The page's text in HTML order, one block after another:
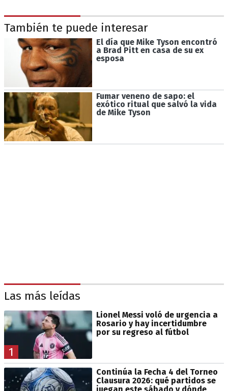
También te puede interesar
El día que Mike Tyson encontró
a Brad Pitt en casa de su ex
esposa
Fumar veneno de sapo: el
exótico ritual que salvó la vida
de Mike Tyson
Las más leídas
1
Lionel Messi voló de urgencia a
Rosario y hay incertidumbre
por su regreso al fútbol
Continúa la Fecha 4 del Torneo
Clausura 2026: qué partidos se
juegan este sábado y dónde